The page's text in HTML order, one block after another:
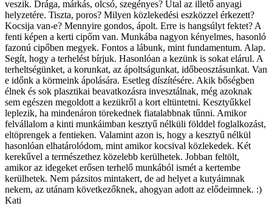
veszik. Drága, márkás, olcsó, szegényes? Utal az illető anyagi
helyzetére. Tiszta, poros? Milyen közlekedési eszközzel érkezett?
Kocsija van-e? Mennyire gondos, ápolt. Erre is hangsúlyt fektet? A
fenti képen a kerti cipőm van. Munkába nagyon kényelmes, hasonló
fazonú cipőben megyek. Fontos a lábunk, mint fundamentum. Alap.
Segít, hogy a terhelést bírjuk. Hasonlóan a kezünk is sokat elárul. A
terheltségünket, a korunkat, az ápoltságunkat, időbeosztásunkat. Van
e időnk a körmeink ápolására. Esetleg díszítésére. Akik bőségben
élnek és sok plasztikai beavatkozásra invesztálnak, még azoknak
sem egészen megoldott a kezükről a kort eltüntetni. Kesztyűkkel
leplezik, ha mindenáron törekednek fiatalabbnak tűnni. Amikor
felvállalom a kinti munkáimban kesztyű nélküli földdel foglalkozást,
eltöprengek a fentieken. Valamint azon is, hogy a kesztyű nélkül
hasonlóan elhatárolódom, mint amikor kocsival közlekedek. Két
kerekűvel a természethez közelebb kerülhetek. Jobban feltölt,
amikor az idegeket erősen terhelő munkából ismét a kertembe
kerülhetek. Nem pázsitos mintakert, de ad helyet a kutyáimnak
nekem, az utánam következőknek, ahogyan adott az elődeimnek. :)
Kati